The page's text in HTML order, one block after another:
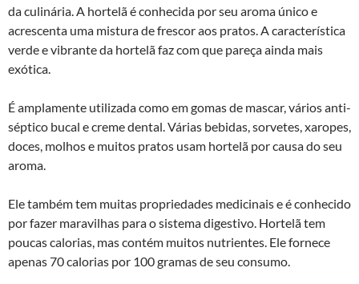
da culinária. A hortelã é conhecida por seu aroma único e
acrescenta uma mistura de frescor aos pratos. A característica
verde e vibrante da hortelã faz com que pareça ainda mais
exótica.
É amplamente utilizada como em gomas de mascar, vários anti-
séptico bucal e creme dental. Várias bebidas, sorvetes, xaropes,
doces, molhos e muitos pratos usam hortelã por causa do seu
aroma.
Ele também tem muitas propriedades medicinais e é conhecido
por fazer maravilhas para o sistema digestivo. Hortelã tem
poucas calorias, mas contém muitos nutrientes. Ele fornece
apenas 70 calorias por 100 gramas de seu consumo.